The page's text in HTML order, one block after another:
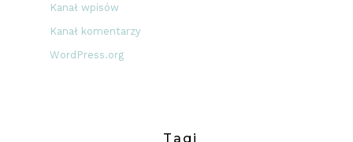
Kanał wpisów
Kanał komentarzy
WordPress.org
Tagi